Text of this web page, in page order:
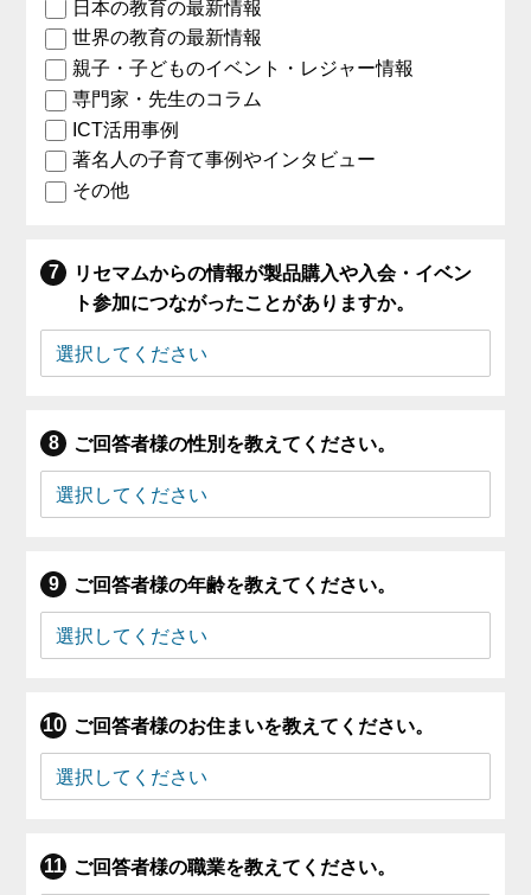
日本の教育の最新情報
世界の教育の最新情報
親子・子どものイベント・レジャー情報
専門家・先生のコラム
ICT活用事例
著名人の子育て事例やインタビュー
その他
リセマムからの情報が製品購入や入会・イベン
ト参加につながったことがありますか。
ご回答者様の性別を教えてください。
ご回答者様の年齢を教えてください。
ご回答者様のお住まいを教えてください。
ご回答者様の職業を教えてください。